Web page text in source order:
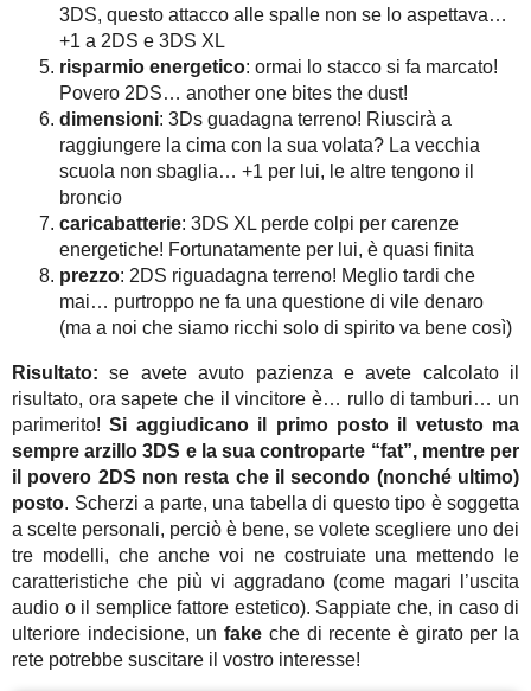
3DS, questo attacco alle spalle non se lo aspettava…
+1 a 2DS e 3DS XL
risparmio energetico: ormai lo stacco si fa marcato!
Povero 2DS… another one bites the dust!
dimensioni: 3Ds guadagna terreno! Riuscirà a
raggiungere la cima con la sua volata? La vecchia
scuola non sbaglia… +1 per lui, le altre tengono il
broncio
caricabatterie: 3DS XL perde colpi per carenze
energetiche! Fortunatamente per lui, è quasi finita
prezzo: 2DS riguadagna terreno! Meglio tardi che
mai… purtroppo ne fa una questione di vile denaro
(ma a noi che siamo ricchi solo di spirito va bene così)
Risultato:se avete avuto pazienza e avete calcolato il
risultato, ora sapete che il vincitore è… rullo di tamburi… un
parimerito!Si aggiudicano il primo posto il vetusto ma
sempre arzillo 3DS e la sua controparte “fat”, mentre per
il povero 2DS non resta che il secondo (nonché ultimo)
posto. Scherzi a parte, una tabella di questo tipo è soggetta
a scelte personali, perciò è bene, se volete scegliere uno dei
tre modelli, che anche voi ne costruiate una mettendo le
caratteristiche che più vi aggradano (come magari l’uscita
audio o il semplice fattore estetico). Sappiate che, in caso di
ulteriore indecisione, unfake che di recente è girato per la
rete potrebbe suscitare il vostro interesse!